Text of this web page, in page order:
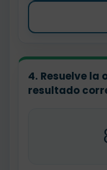
4. Resuelve la
resultado